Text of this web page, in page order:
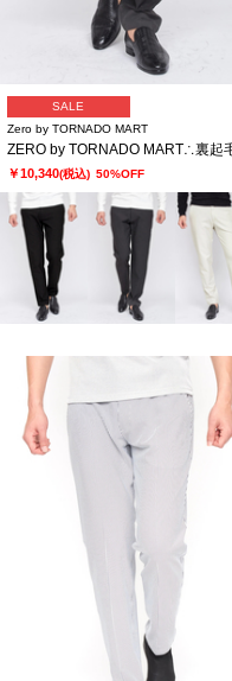
SALE
Zero by TORNADO MART
￥10,340(税込) 50%OFF